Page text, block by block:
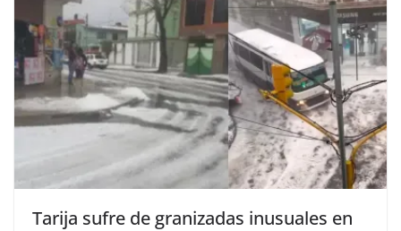
Tarija sufre de granizadas inusuales en